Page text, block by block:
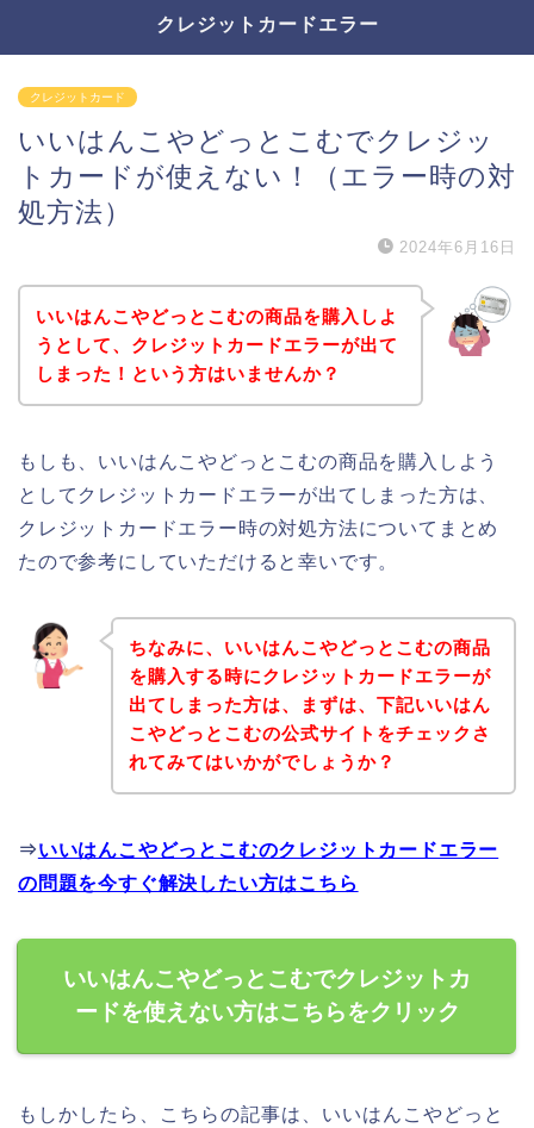
クレジットカードエラー
クレジットカード
いいはんこやどっとこむでクレジッ
トカードが使えない！（エラー時の対
処方法）
2024年6月16日
いいはんこやどっとこむの商品を購入しよ
うとして、クレジットカードエラーが出て
しまった！という方はいませんか？
もしも、いいはんこやどっとこむの商品を購入しよう
としてクレジットカードエラーが出てしまった方は、
クレジットカードエラー時の対処方法についてまとめ
たので参考にしていただけると幸いです。
ちなみに、いいはんこやどっとこむの商品
を購入する時にクレジットカードエラーが
出てしまった方は、まずは、下記いいはん
こやどっとこむの公式サイトをチェックさ
れてみてはいかがでしょうか？
⇒いいはんこやどっとこむのクレジットカードエラー
の問題を今すぐ解決したい方はこちら
いいはんこやどっとこむでクレジットカ
ードを使えない方はこちらをクリック
もしかしたら、こちらの記事は、いいはんこやどっと